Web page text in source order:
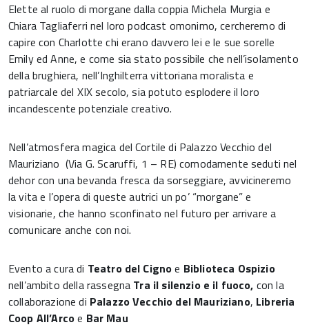
Elette al ruolo di morgane dalla coppia Michela Murgia e
Chiara Tagliaferri nel loro podcast omonimo, cercheremo di
capire con Charlotte chi erano davvero lei e le sue sorelle
Emily ed Anne, e come sia stato possibile che nell’isolamento
della brughiera, nell’Inghilterra vittoriana moralista e
patriarcale del XIX secolo, sia potuto esplodere il loro
incandescente potenziale creativo.
Nell’atmosfera magica del Cortile di Palazzo Vecchio del
Mauriziano (Via G. Scaruffi, 1 – RE) comodamente seduti nel
dehor con una bevanda fresca da sorseggiare, avvicineremo
la vita e l’opera di queste autrici un po’ “morgane” e
visionarie, che hanno sconfinato nel futuro per arrivare a
comunicare anche con noi.
Evento a cura di Teatro del Cignoe Biblioteca Ospizio
nell’ambito della rassegna Tra il silenzio e il fuoco, con la
collaborazione di Palazzo Vecchio del Mauriziano, Libreria
Coop All’Arcoe Bar Mau